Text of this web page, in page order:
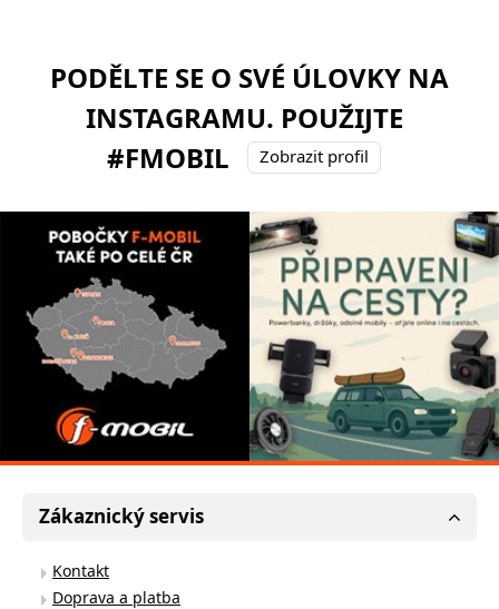
PODĚLTE SE O SVÉ ÚLOVKY NA
INSTAGRAMU. POUŽIJTE
#FMOBIL
Zobrazit profil
Zákaznický servis
Kontakt
Doprava a platba